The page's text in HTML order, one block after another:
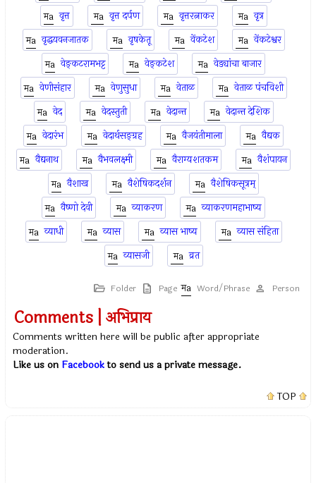
वृत्त
वृत्त दर्पण वृत्तरत्नाकर
वृत्र
वृद्धयवनजातक
वृषकेतू वेंकटेश
वेंकटेश्वर
वेङ्कटरामभट्ट
वेङ्कटेश
वेड्यांचा बाजार
वेणीसंहार
वेणुसुधा वेताळ
वेताळ पंचविशी
वेद
वेदस्तुती वेदान्त
वेदान्त देशिक
वेदारंभ
वेदार्थसङ्ग्रह वैजयंतीमाला
वैद्यक
वैद्यनाथ
वैभवलक्ष्मी वैराग्यशतकम
वैशंपायन
वैशाख
वैशेषिकदर्शन
वैशेषिकसूत्रम्
वैष्णो देवी
व्याकरण
व्याकरणमहाभाष्य
व्याधी
व्यास व्यास भाष्य
व्यास संहिता
व्यासजी
व्रत
Folder Page Word/Phrase Person
Comments | अभिप्राय
Comments written here will be public after appropriate
moderation.
Like us on Facebookto send us a private message.
TOP